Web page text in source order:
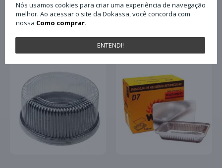
Bandeja Plástica N°20
- Caixa com 100
Unidades - Bipack
Bandeja Plástica Nº13
- Caixa com 100
Nós usamos cookies para criar uma experiência de navegação
melhor. Ao acessar o site da Dokassa, você concorda com
nossa Como comprar.
ENTENDI!